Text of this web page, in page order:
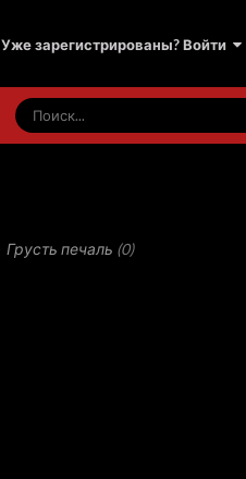
Уже зарегистрированы? Войти
Грусть печаль (0)